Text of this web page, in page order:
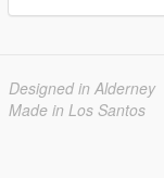
Designed in Alderney
Made in Los Santos